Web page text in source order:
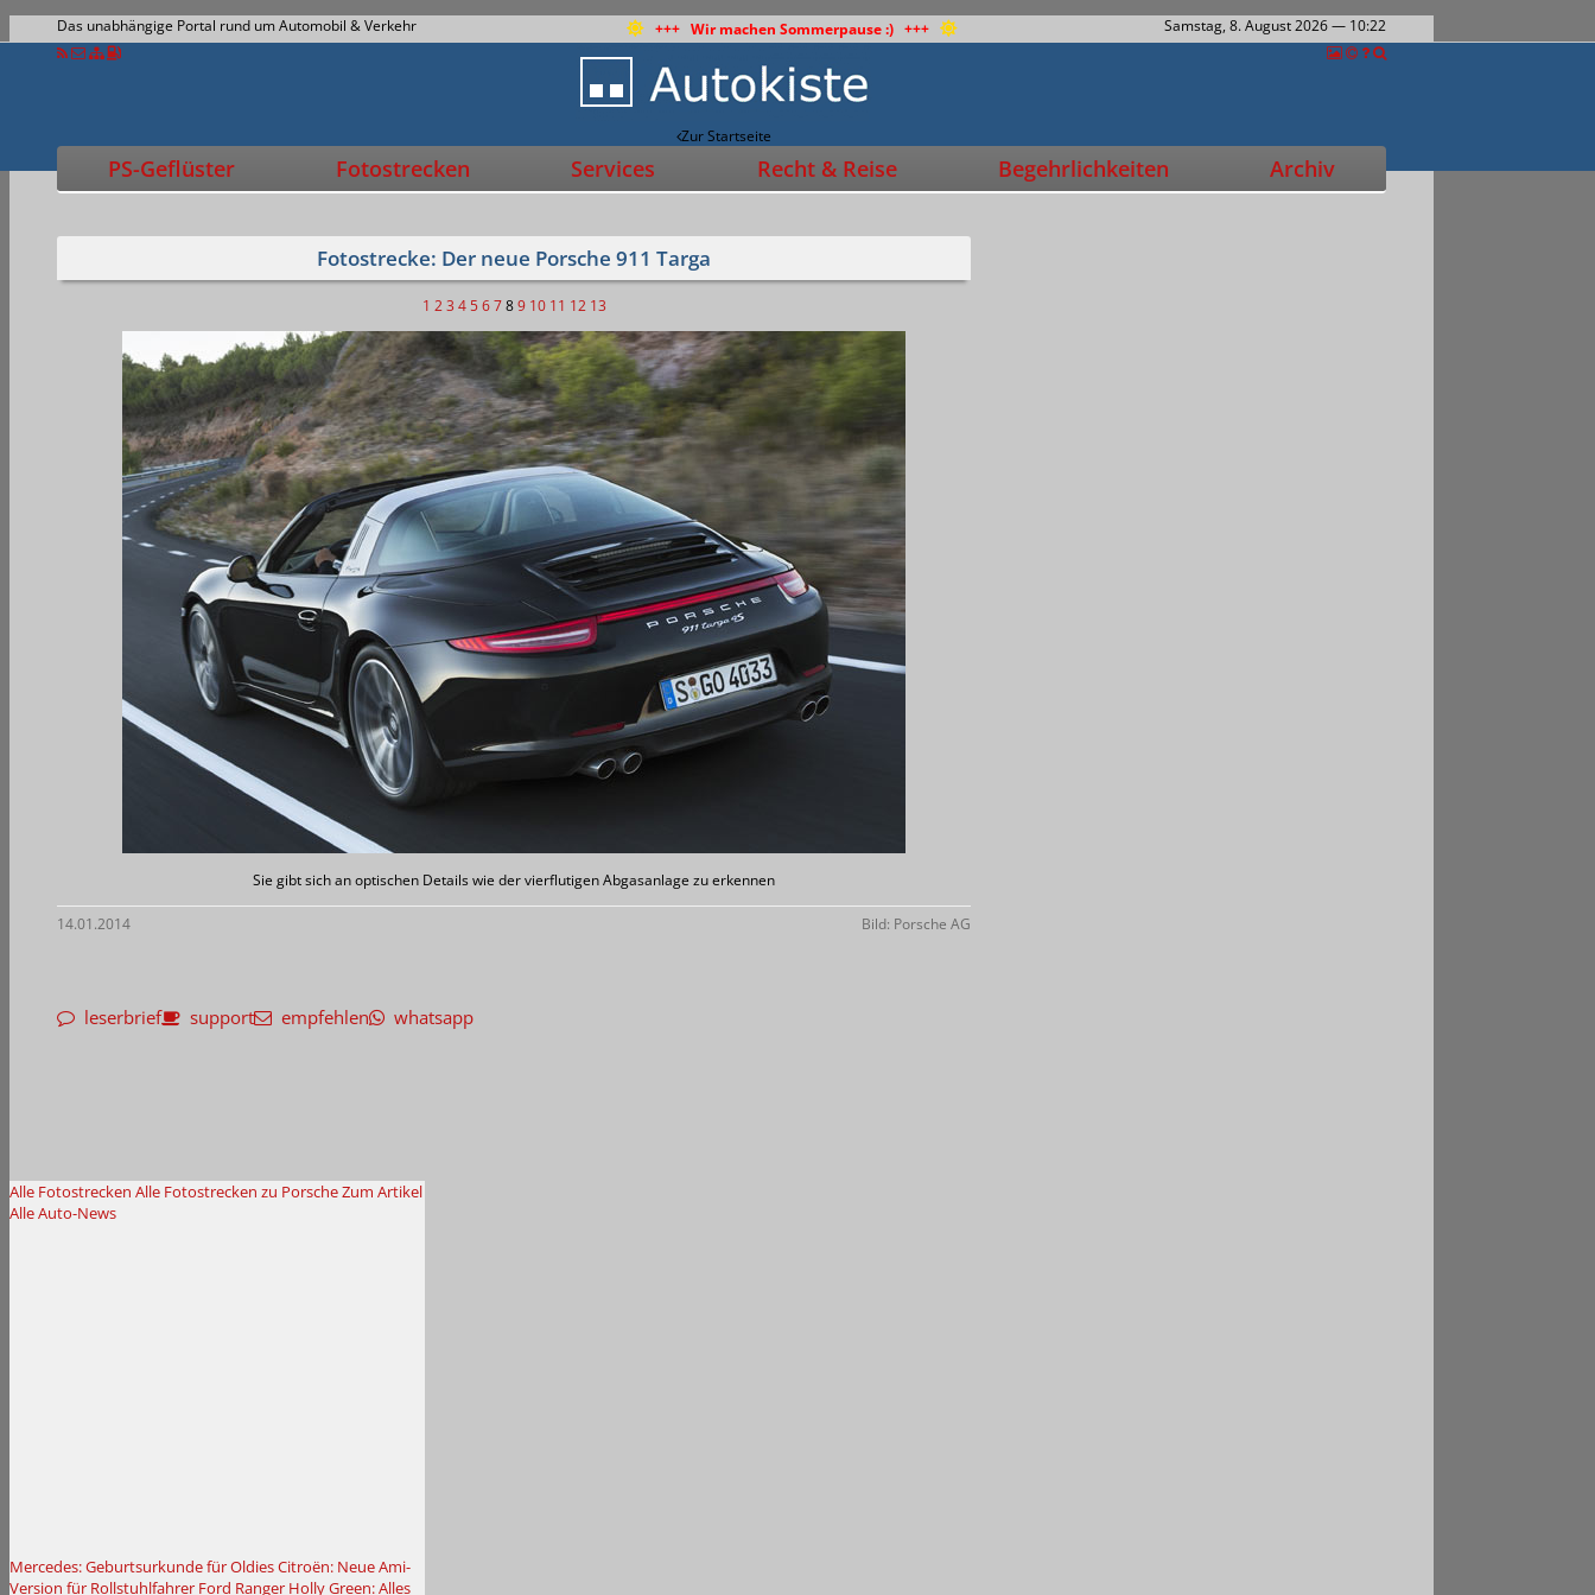
Das unabhängige Portal rund um Automobil & Verkehr +++ Wir machen Sommerpause :) +++ Samstag, 8. August 2026— 10:22
Zur Startseite
PS-Geflüster Fotostrecken Services Recht & Reise Begehrlichkeiten Archiv
Fotostrecke: Der neue Porsche 911 Targa
1 2 3 4 5 6 7 8 9 10 11 12 13
Sie gibt sich an optischen Details wie der vierflutigen Abgasanlage zu erkennen
14.01.2014 Bild: Porsche AG
leserbrief support empfehlen whatsapp
Alle Fotostrecken Alle Fotostrecken zu PorscheZum Artikel
Alle Auto-News
Mercedes: Geburtsurkunde für OldiesCitroën: Neue Ami-
Version für Rollstuhlfahrer Ford Ranger Holly Green: Alles